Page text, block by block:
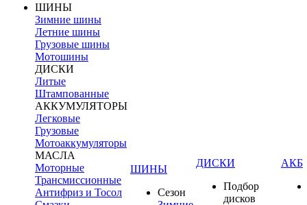
ШИНЫ
Зимние шины
Летние шины
Грузовые шины
Мотошины
ДИСКИ
Литые
Штампованные
АККУМУЛЯТОРЫ
Легковые
Грузовые
Мотоаккумуляторы
МАСЛА
Моторные
Трансмиссионные
Антифриз и Тосол
ШИНЫ
Сезон
ДИСКИ
Подбор
дисков
АКБ